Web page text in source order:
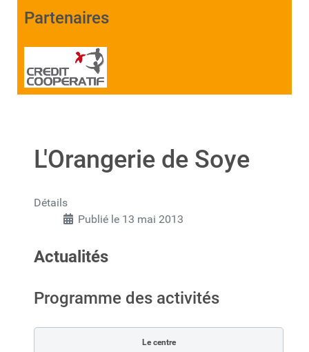
Partenaires
L'Orangerie de Soye
Détails
Publié le 13 mai 2013
Actualités
Programme des activités
Le centre